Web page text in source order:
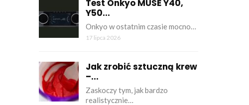
Test Onkyo MUSE Y40,
Y50...
Onkyo w ostatnim czasie mocno…
17 lipca 2026
Jak zrobić sztuczną krew
–...
Zaskoczy tym, jak bardzo
realistycznie…